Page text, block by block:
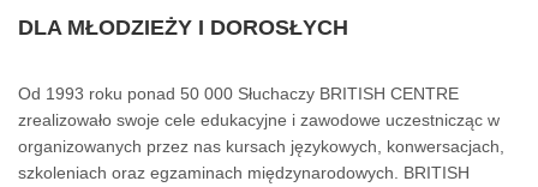
DLA MŁODZIEŻY I DOROSŁYCH
Od 1993 roku ponad 50 000 Słuchaczy BRITISH CENTRE
zrealizowało swoje cele edukacyjne i zawodowe uczestnicząc w
organizowanych przez nas kursach językowych, konwersacjach,
szkoleniach oraz egzaminach międzynarodowych. BRITISH